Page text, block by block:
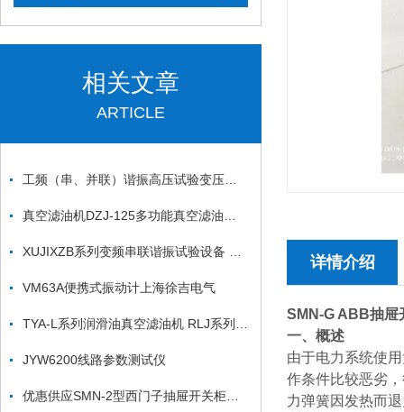
相关文章
ARTICLE
VM63A便携式振动计上海徐吉电气
JYW6200线路参数测试仪
详情介绍
SMN-G ABB抽屉
一、概述
由于电力系统使
作条件比较恶劣
力弹簧因发热而